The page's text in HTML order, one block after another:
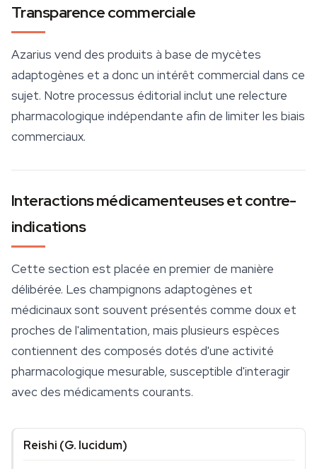
Transparence commerciale
Azarius vend des produits à base de mycètes
adaptogènes et a donc un intérêt commercial dans ce
sujet. Notre processus éditorial inclut une relecture
pharmacologique indépendante afin de limiter les biais
commerciaux.
Interactions médicamenteuses et contre-
indications
Cette section est placée en premier de manière
délibérée. Les champignons adaptogènes et
médicinaux sont souvent présentés comme doux et
proches de l'alimentation, mais plusieurs espèces
contiennent des composés dotés d'une activité
pharmacologique mesurable, susceptible d'interagir
avec des médicaments courants.
Reishi (G. lucidum)